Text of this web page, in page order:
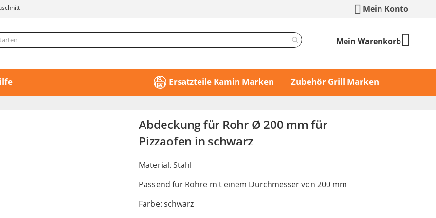
Mein Konto
Mein Warenkorb
Ersatzteile Kamin Marken Zubehör Grill Marken
Abdeckung für Rohr Ø 200 mm für
Pizzaofen in schwarz
Material: Stahl
Passend für Rohre mit einem Durchmesser von 200 mm
Farbe: schwarz